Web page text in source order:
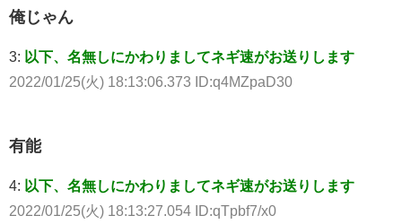
俺じゃん
3: 以下、名無しにかわりましてネギ速がお送りします
2022/01/25(火) 18:13:06.373 ID:q4MZpaD30
有能
4: 以下、名無しにかわりましてネギ速がお送りします
2022/01/25(火) 18:13:27.054 ID:qTpbf7/x0